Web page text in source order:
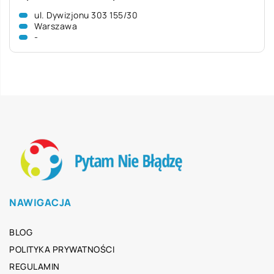
ul. Dywizjonu 303 155/30
Warszawa
-
NAWIGACJA
BLOG
POLITYKA PRYWATNOŚCI
REGULAMIN